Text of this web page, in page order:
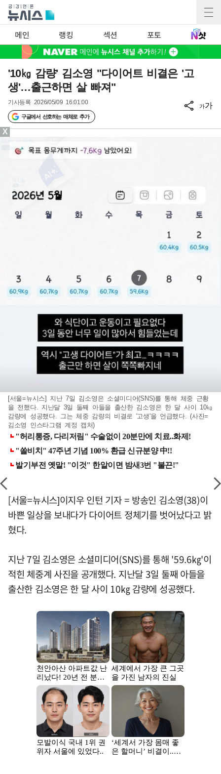
메인 랭킹 섹션 포토
'10㎏ 감량' 김소영 "다이어트 비결은 '고
생'…출근하면 살 빠져"
기사등록 2026/05/09 16:01:00
구글에서 선호하는 매체로 추가
가가
[서울=뉴시스] 지난 7일 김소영은 소셜미디어(SNS)를 통해 체중 근황
을 전했다. 지난달 3일 둘째 아들을 출산한 김소영은 한 달 사이 10㎏
감량에 성공했다. 그는 체중 감량의 비결로 '고생'을 언급했다. (사진=
김소영 인스타그램 계정 캡처)
[서울=뉴시스]이지우 인턴 기자 = 방송인 김소영(38)이
바쁜 일상을 보내다가 다이어트 정체기를 벗어났다고 밝
혔다.
지난 7일 김소영은 소셜미디어(SNS)를 통해 '59.6㎏'이
적힌 체중계 사진을 공개했다. 지난달 3일 둘째 아들을
출산한 김소영은 한 달 사이 10㎏ 감량에 성공했다.
X